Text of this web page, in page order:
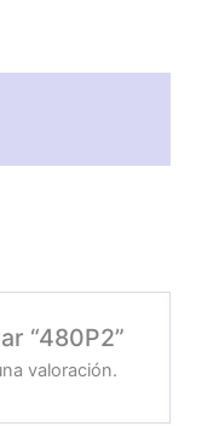
“480P2”
valoración.